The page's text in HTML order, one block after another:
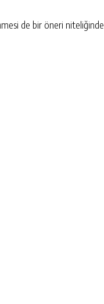
de bir öneri niteliğinde.